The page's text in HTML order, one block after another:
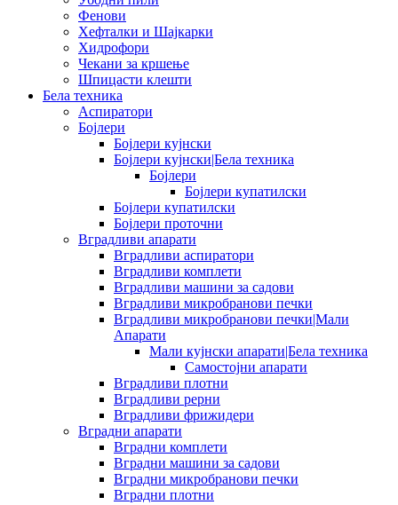
Фенови
Хефталки и Шајкарки
Хидрофори
Чекани за кршење
Шпицасти клешти
Бела техника
Аспиратори
Бојлери
Бојлери кујнски
Бојлери кујнски|Бела техника
Бојлери
Бојлери купатилски
Бојлери купатилски
Бојлери проточни
Вградливи апарати
Вградливи аспиратори
Вградливи комплети
Вградливи машини за садови
Вградливи микробранови печки
Вградливи микробранови печки|Мали
Апарати
Мали кујнски апарати|Бела техника
Самостојни апарати
Вградливи плотни
Вградливи рерни
Вградливи фрижидери
Вградни апарати
Вградни комплети
Вградни машини за садови
Вградни микробранови печки
Вградни плотни